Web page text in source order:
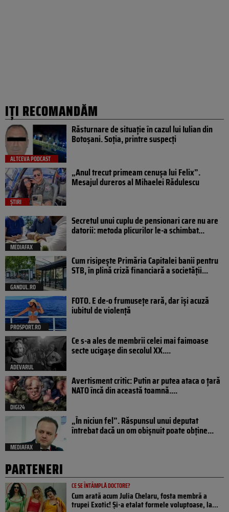
IȚI RECOMANDĂM
ALTCEVA PODCAST
Răsturnare de situație în cazul lui Iulian din
Botoșani. Soția, printre suspecți
ȘTIRI
„Anul trecut primeam cenușa lui Felix”.
Mesajul dureros al Mihaelei Rădulescu
MEDIAFAX
Secretul unui cuplu de pensionari care nu are
datorii: metoda plicurilor le-a schimbat...
GANDUL.RO
Cum risipește Primăria Capitalei banii pentru
STB, în plină criză financiară a societății...
PROSPORT.RO
FOTO. E de-o frumusețe rară, dar își acuză
iubitul de violență
ADEVARUL
Ce s-a ales de membrii celei mai faimoase
secte ucigașe din secolul XX....
DIGI24
Avertisment critic: Putin ar putea ataca o țară
NATO încă din această toamnă....
MEDIAFAX
„În niciun fel”. Răspunsul unui deputat
întrebat dacă un om obișnuit poate obține...
PARTENERI
CE SE ÎNTÂMPLĂ DOCTORE?
Cum arată acum Julia Chelaru, fosta membră a
trupei Exotic! Și-a etalat formele voluptoase, la...